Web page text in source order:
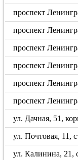
проспект
проспект
проспект
проспект
проспект
проспект
ул. Дачная, 51,
ул. Почтовая, 11,
ул. Калинина, 21,